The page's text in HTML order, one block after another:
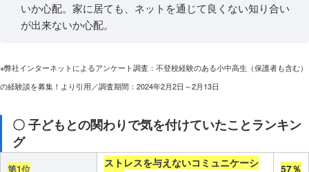
いか心配。家に居ても、ネットを通じて良くない知り合い
が出来ないか心配。
※弊社インターネットによるアンケート調査：不登校経験のある小中高生（保護者も含む）
の経験談を募集！より引用／調査期間：2024年2月2日～2月13日
〇 子どもとの関わりで気を付けていたことランキン
グ
第1位
ストレスを与えないコミュニケーシ
57％